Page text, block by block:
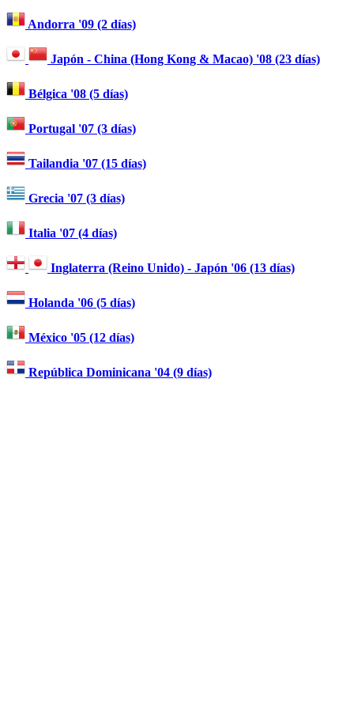
Andorra '09 (2 días)
Japón - China (Hong Kong & Macao) '08 (23 días)
Bélgica '08 (5 días)
Portugal '07 (3 días)
Tailandia '07 (15 días)
Grecia '07 (3 días)
Italia '07 (4 días)
Inglaterra (Reino Unido) - Japón '06 (13 días)
Holanda '06 (5 días)
México '05 (12 días)
República Dominicana '04 (9 días)